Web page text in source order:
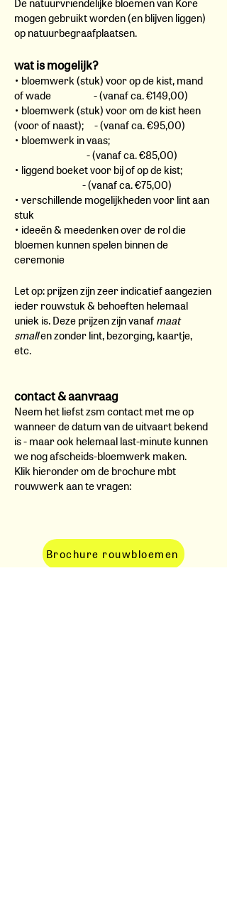
mogen gebruikt worden (en blijven liggen)
op natuurbegraafplaatsen.
wat is mogelijk?
• bloemwerk (stuk) voor op de kist, mand
of wade - (vanaf ca. €149,00)
• bloemwerk (stuk) voor om de kist heen
(voor of naast); - (vanaf ca. €95,00)
• bloemwerk in vaas;
- (vanaf ca. €85,00)
• liggend boeket voor bij of op de kist;
- (vanaf ca. €75,00)
• verschillende mogelijkheden voor lint aan
stuk
• ideeën & meedenken over de rol die
bloemen kunnen spelen binnen de
ceremonie
Let op: prijzen zijn zeer indicatief aangezien
ieder rouwstuk & behoeften helemaal
uniek is. Deze prijzen zijn vanaf maat
smallen zonder lint, bezorging, kaartje,
etc.
contact & aanvraag
Neem het liefst zsm contact met me op
wanneer de datum van de uitvaart bekend
is - maar ook helemaal last-minute kunnen
we nog afscheids-bloemwerk maken.
Klik hieronder om de brochure mbt
rouwwerk aan te vragen:
Brochure rouwbloemen